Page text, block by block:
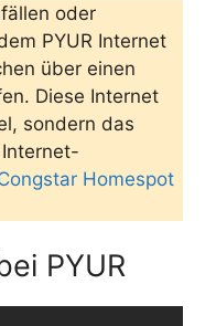
oder
PYUR Internet
über einen
Diese Internet
sondern das
Homespot
PYUR